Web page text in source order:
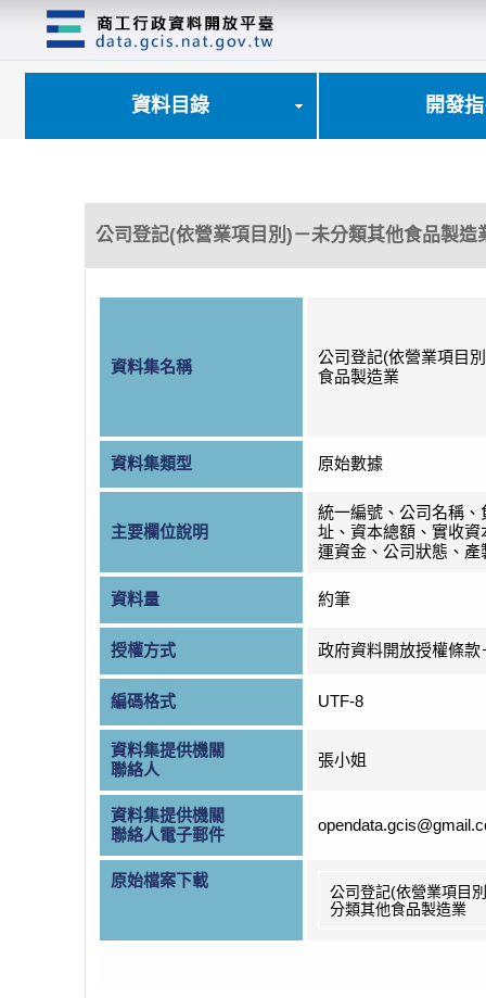
資料目錄 開發
公司登記(依營業項目別)－未分類其他食品製造
資料集名稱
公司登記(依營業項目
食品製造業
資料集類型 原始數據
主要欄位說明
統一編號、公司名稱、
址、資本總額、實收資
運資金、公司狀態、產
資料量 約筆
授權方式 政府資料開放授權條款
編碼格式 UTF-8
資料集提供機關
聯絡人
張小姐
資料集提供機關
聯絡人電子郵件
原始檔案下載
公司登記(依營業項目
分類其他食品製造業